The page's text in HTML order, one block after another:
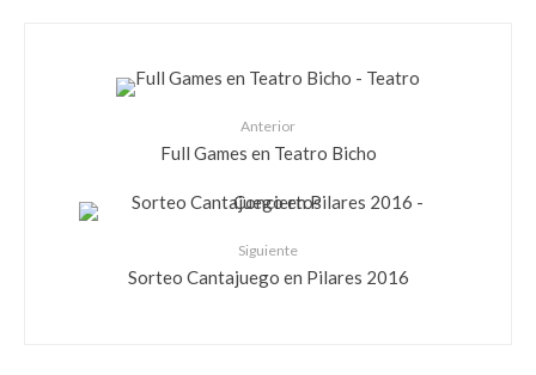
Anterior
Full Games en Teatro Bicho
Siguiente
Sorteo Cantajuego en Pilares 2016